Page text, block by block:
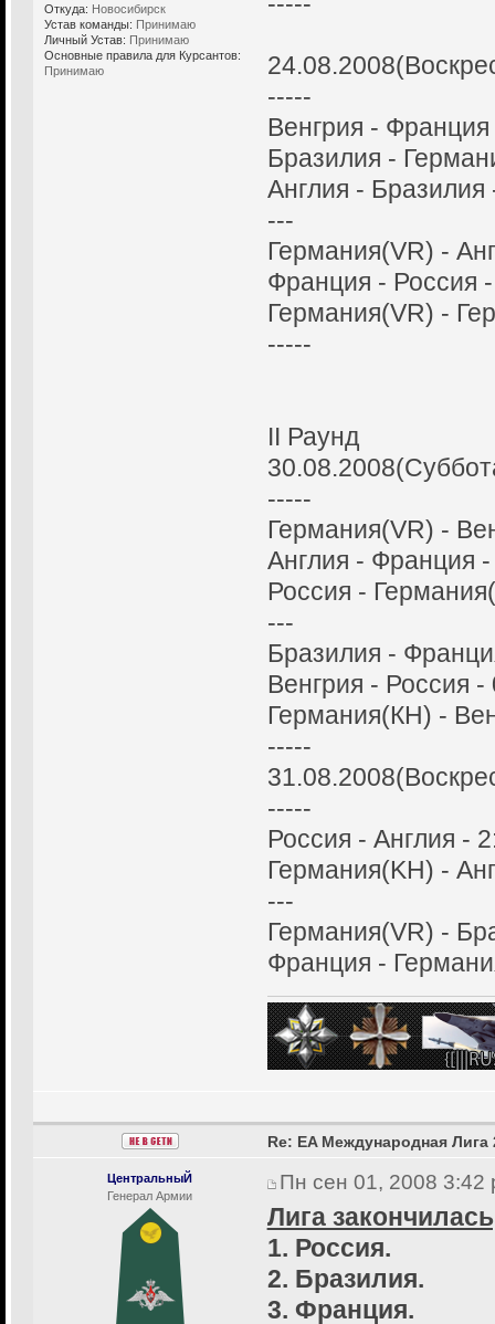
Откуда: Новосибирск
Устав команды: Принимаю
Личный Устав: Принимаю
Основные правила для Курсантов:
Принимаю
-----
Венгрия - Франция
Бразилия -
Англия - Бразилия
---
Германия(VR) -
Франция - Россия
Германия(VR) -
-----
II Раунд
-----
Германия(VR) -
Англия - Франция
Россия -
---
Бразилия -
Венгрия - Россия -
Германия(КН) -
-----
-----
Россия - Англия -
Германия(KH) -
---
Германия(VR) -
Франция -
ЦентральныЙ
Генерал Армии
Re: EA Международная Лига
Пн сен 01, 2008 3:42
Лига
1. Россия.
2. Бразилия.
3. Франция.